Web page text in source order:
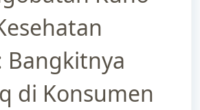
Bangkitnya
di Konsumen